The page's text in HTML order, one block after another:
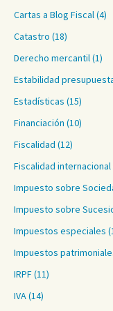
Cartas a Blog Fiscal(4)
Catastro (18)
Derecho mercantil(1)
Estabilidad
Estadísticas (15)
Financiación (10)
Fiscalidad (12)
Fiscalidad internacional
Impuesto sobre
Impuesto sobre
Impuestos especiales
Impuestos
IRPF(11)
IVA(14)